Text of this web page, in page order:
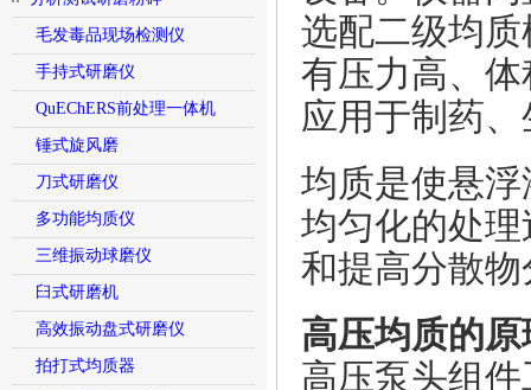
毛发毒品现场检测仪
手持式研磨仪
QuEChERS前处理一体机
锤式旋风磨
刀式研磨仪
多功能均质仪
三维振动球磨仪
臼式研磨机
高效振动盘式研磨仪
拍打式均质器
选配二级均
有压力高、
应用于制药
均质是使悬
均匀化的处
和提高分散
高压均质的原
高压泵头组